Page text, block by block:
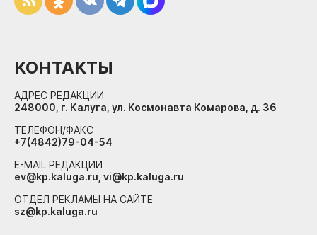
КОНТАКТЫ
АДРЕС РЕДАКЦИИ
248000, г. Калуга, ул. Космонавта Комарова, д. 36
ТЕЛЕФОН/ФАКС
+7(4842)79-04-54
E-MAIL РЕДАКЦИИ
ev@kp.kaluga.ru, vi@kp.kaluga.ru
ОТДЕЛ РЕКЛАМЫ НА САЙТЕ
sz@kp.kaluga.ru